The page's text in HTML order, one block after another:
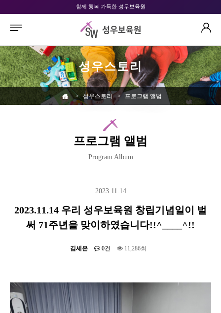
함께 행복 가득한 성우보육원
성우스토리
> 성우스토리 > 프로그램 앨범
프로그램 앨범
Program Album
2023.11.14
2023.11.14 우리 성우보육원 창립기념일이 벌
써 71주년을 맞이하였습니다!!^____^!!
김세은 0건 11,286회